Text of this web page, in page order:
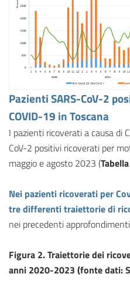
Pazienti SARS-CoV-2
COVID-19 in Toscana
I pazienti ricoverati a causa di
CoV-2 positivi ricoverati per
maggio e agosto 2023 (
Nei pazienti ricoverati per
tre differenti traiettorie di
nei precedenti
Figura 2. Traiettorie dei
anni 2020-2023 (fonte dati: